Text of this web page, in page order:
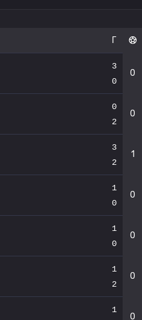
Г
3
0
0
0
2
0
3
2
1
1
0
0
1
0
0
1
2
0
1
0